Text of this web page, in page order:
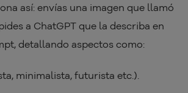
así: envías una imagen que llamó
a ChatGPT que la describa en
detallando aspectos como:
minimalista, futurista etc.).